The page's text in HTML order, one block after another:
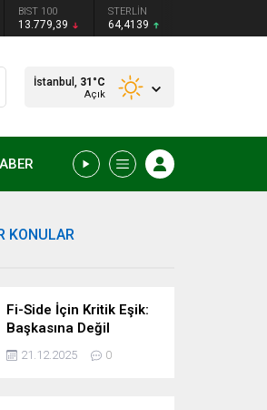
BIST 100
13.779,39
STERLİN
64,4139
İstanbul, 31 °C
Açık
KONULAR
Fi-Side İçin Kritik Eşik:
Başkasına Değil
Kendimize Güvenme
Zamanı
21.12.2025 0